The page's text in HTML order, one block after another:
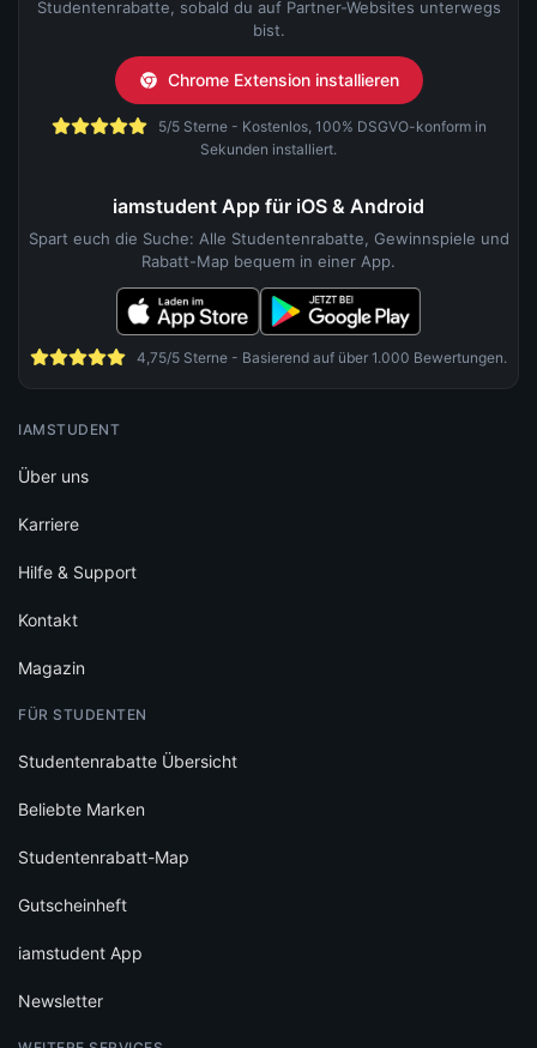
Studentenrabatte, sobald du auf Partner-Websites unterwegs
bist.
Chrome Extension installieren
5/5 Sterne - Kostenlos, 100% DSGVO-konform in
Sekunden installiert.
iamstudent App für iOS & Android
Spart euch die Suche: Alle Studentenrabatte, Gewinnspiele und
Rabatt-Map bequem in einer App.
4,75/5 Sterne - Basierend auf über 1.000 Bewertungen.
IAMSTUDENT
Über uns
Karriere
Hilfe & Support
Kontakt
Magazin
FÜR STUDENTEN
Studentenrabatte Übersicht
Beliebte Marken
Studentenrabatt-Map
Gutscheinheft
iamstudent App
Newsletter